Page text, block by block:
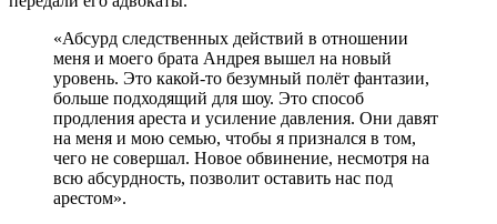
«Абсурд следственных действий в отношении
меня и моего брата Андрея вышел на новый
уровень. Это какой-то безумный полёт фантазии,
больше подходящий для шоу. Это способ
продления ареста и усиление давления. Они давят
на меня и мою семью, чтобы я признался в том,
чего не совершал. Новое обвинение, несмотря на
всю абсурдность, позволит оставить нас под
арестом».